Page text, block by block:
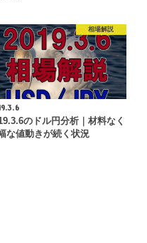
相場解説
のドル円分析｜材料なく
な値動きが続く状況